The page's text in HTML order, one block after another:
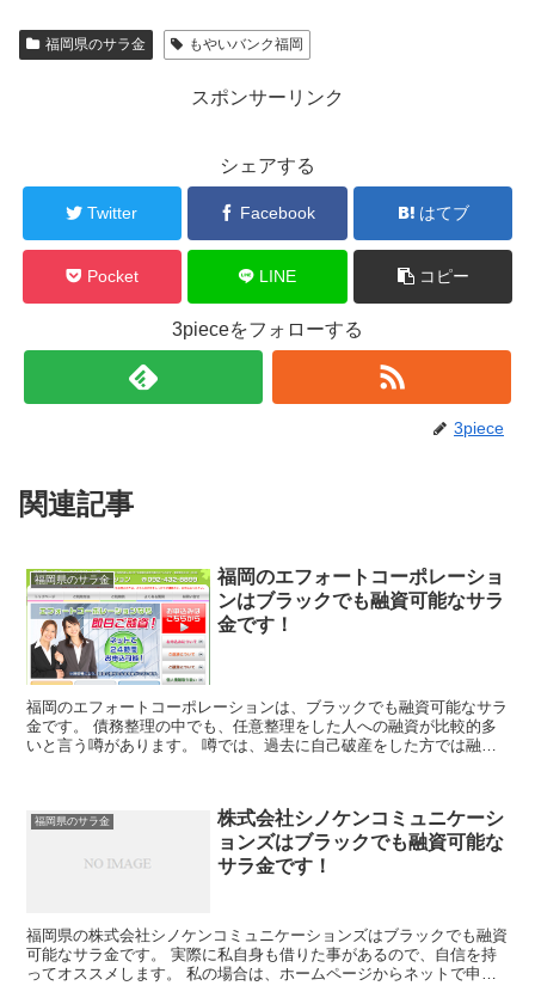
福岡県のサラ金 もやいバンク福岡
スポンサーリンク
シェアする
Twitter Facebook はてブ
Pocket LINE コピー
3pieceをフォローする
3piece
関連記事
福岡県のサラ金
福岡のエフォートコーポレーショ
ンはブラックでも融資可能なサラ
金です！
福岡のエフォートコーポレーションは、ブラックでも融資可能なサラ
金です。 債務整理の中でも、任意整理をした人への融資が比較的多
いと言う噂があります。 噂では、過去に自己破産をした方では融資
福岡県のサラ金
株式会社シノケンコミュニケーシ
ョンズはブラックでも融資可能な
サラ金です！
福岡県の株式会社シノケンコミュニケーションズはブラックでも融資
可能なサラ金です。 実際に私自身も借りた事があるので、自信を持
ってオススメします。 私の場合は、ホームページからネットで申し